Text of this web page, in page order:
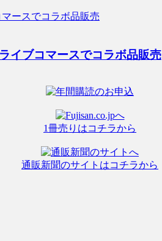
イブコマースでコラボ品販売
1冊売りはコチラから
通販新聞のサイトはコチラから